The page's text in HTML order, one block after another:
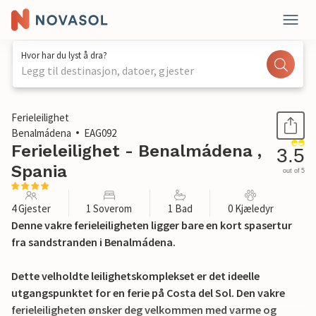
Hvor har du lyst å dra?
Legg til destinasjon, datoer, gjester
1 / 25
Ferieleilighet
Benalmádena
EAG092
Ferieleilighet - Benalmádena ,
Spania
3.5
out of 5
4 Gjester 1 Soverom 1 Bad 0 Kjæledyr
Denne vakre ferieleiligheten ligger bare en kort spasertur
fra sandstranden i Benalmádena.
Dette velholdte leilighetskomplekset er det ideelle
utgangspunktet for en ferie på Costa del Sol. Den vakre
ferieleiligheten ønsker deg velkommen med varme og